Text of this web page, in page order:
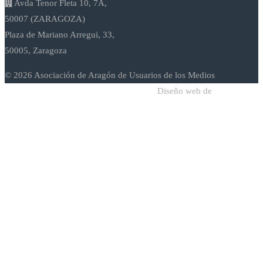
Avda Tenor Fleta 10, 7A,
50007 (ZARAGOZA)
Plaza de Mariano Arregui, 33,
50005, Zaragoza
© 2026 Asociación de Aragón de Usuarios de los Medios
Diseño web de